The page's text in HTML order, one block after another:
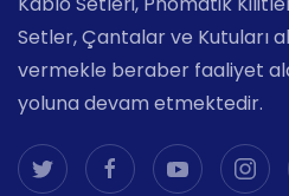
Setler, Çantalar ve Kutuları
vermekle beraber faaliyet
yoluna devam etmektedir.